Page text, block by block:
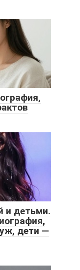
и детьми.
дети —